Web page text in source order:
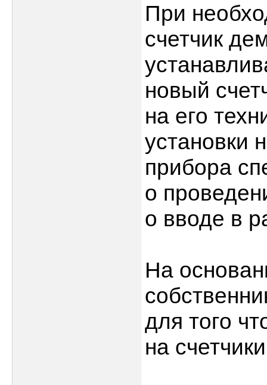
При
счетчик
новый
на его
установки
прибора
о
о вводе в
На
для того
на